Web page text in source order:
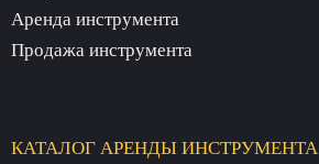
Аренда инструмента
Продажа инструмента
КАТАЛОГ АРЕНДЫ ИНСТРУМЕНТА